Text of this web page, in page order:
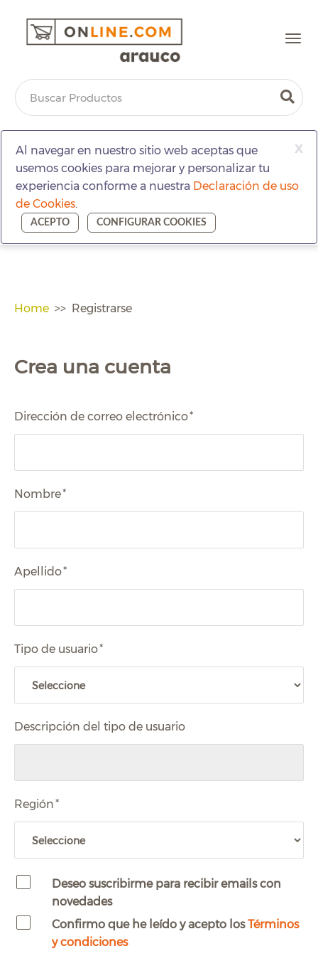
x
Al navegar en nuestro sitio web aceptas que
usemos cookies para mejorar y personalizar tu
experiencia conforme a nuestra Declaración de uso
de Cookies.
ACEPTO CONFIGURAR COOKIES
Home Registrarse
Crea una cuenta
Dirección de correo electrónico*
Nombre*
Apellido*
Tipo de usuario*
Descripción del tipo de usuario
Región*
Deseo suscribirme para recibir emails con
novedades
Confirmo que he leído y acepto losTérminos
y condiciones